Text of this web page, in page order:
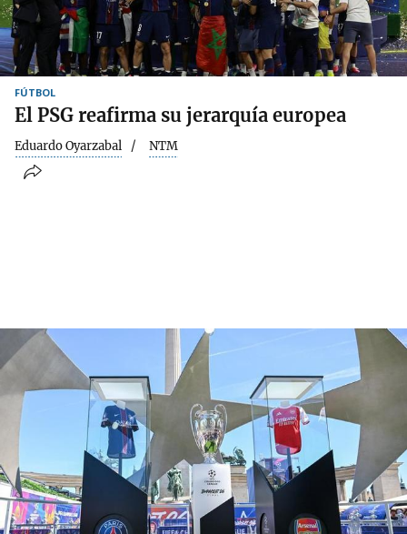
FÚTBOL
El PSG reafirma su jerarquía europea
Eduardo Oyarzabal NTM